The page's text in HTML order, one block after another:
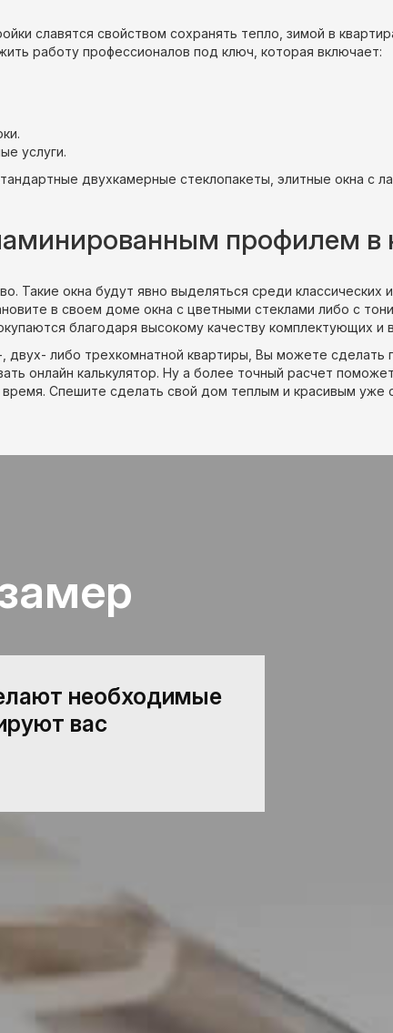
славятся свойством сохранять тепло, зимой в
работу профессионалов под ключ, которая включает:
услуги.
двухкамерные стеклопакеты, элитные окна с
профилем
Такие окна будут явно выделяться среди
в своем доме окна с цветными стеклами либо с
благодаря высокому качеству комплектующих и
либо трехкомнатной квартиры, Вы можете сделать
онлайн калькулятор. Ну а более точный расчет
Спешите сделать свой дом теплым и красивым уже
необходимые
вас